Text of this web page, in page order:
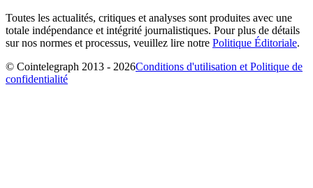
Toutes les actualités, critiques et analyses sont produites avec une
totale indépendance et intégrité journalistiques. Pour plus de détails
sur nos normes et processus, veuillez lire notre Politique Éditoriale.
© Cointelegraph 2013 - 2026Conditions d'utilisation et Politique de
confidentialité